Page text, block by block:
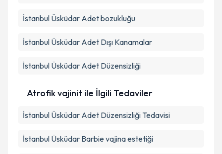
İstanbul Üsküdar Adet bozukluğu
İstanbul Üsküdar Adet Dışı Kanamalar
İstanbul Üsküdar Adet Düzensizliği
Atrofik vajinit ile İlgili Tedaviler
İstanbul Üsküdar Adet Düzensizliği Tedavisi
İstanbul Üsküdar Barbie vajina estetiği